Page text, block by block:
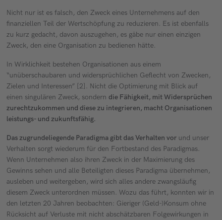
Nicht nur ist es falsch, den Zweck eines Unternehmens auf den
finanziellen Teil der Wertschöpfung zu reduzieren. Es ist ebenfalls
zu kurz gedacht, davon auszugehen, es gäbe nur einen einzigen
Zweck, den eine Organisation zu bedienen hätte.
In Wirklichkeit bestehen Organisationen aus einem
“unüberschaubaren und widersprüchlichen Geflecht von Zwecken,
Zielen und Interessen” [2]. Nicht die Optimierung mit Blick auf
einen singulären Zweck, sonderndie Fähigkeit, mit Widersprüchen
zurechtzukommen und diese zu integrieren, macht Organisationen
leistungs- und zukunftsfähig.
Das zugrundeliegende Paradigma gibt das Verhalten vor und unser
Verhalten sorgt wiederum für den Fortbestand des Paradigmas.
Wenn Unternehmen also ihren Zweck in der Maximierung des
Gewinns sehen und alle Beteiligten dieses Paradigma übernehmen,
ausleben und weitergeben, wird sich alles andere zwangsläufig
diesem Zweck unterordnen müssen. Wozu das führt, konnten wir in
den letzten 20 Jahren beobachten: Gieriger (Geld-)Konsum ohne
Rücksicht auf Verluste mit nicht abschätzbaren Folgewirkungen in